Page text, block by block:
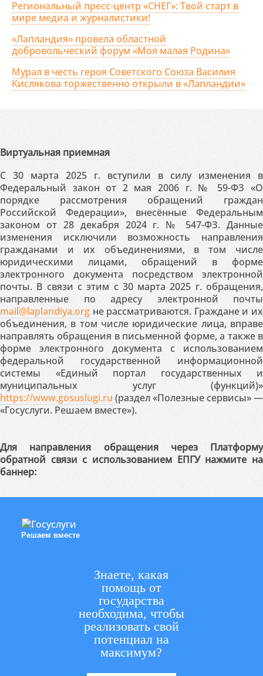
Региональный пресс-центр «СНЕГ»: Твой старт в
мире медиа и журналистики!
«Лапландия» провела областной
добровольческий форум «Моя малая Родина»
Мурал в честь героя Советского Союза Василия
Кислякова торжественно открыли в «Лапландии»
Виртуальная приемная
С 30 марта 2025 г. вступили в силу изменения в
Федеральный закон от 2 мая 2006 г. № 59-ФЗ «О
порядке рассмотрения обращений граждан
Российской Федерации», внесённые Федеральным
законом от 28 декабря 2024 г. № 547-ФЗ. Данные
изменения исключили возможность направления
гражданами и их объединениями, в том числе
юридическими лицами, обращений в форме
электронного документа посредством электронной
почты. В связи с этим с 30 марта 2025 г. обращения,
направленные по адресу электронной почты
mail@laplandiya.org не рассматриваются. Граждане и их
объединения, в том числе юридические лица, вправе
направлять обращения в письменной форме, а также в
форме электронного документа с использованием
федеральной государственной информационной
системы «Единый портал государственных и
муниципальных услуг (функций)»
https://www.gosuslugi.ru (раздел «Полезные сервисы» —
«Госуслуги. Решаем вместе»).
Для направления обращения через Платформу
обратной связи с использованием ЕПГУ нажмите на
баннер:
Решаем вместе
Знаете, какая
помощь от
государства
необходима, чтобы
реализовать свой
потенциал на
максимум?